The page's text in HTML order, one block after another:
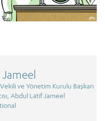
Jameel
ve Yönetim Kurulu Başkan
Abdul Latif Jameel